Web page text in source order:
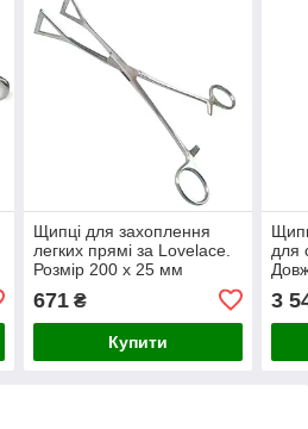
Щипці для захоплення
легких прямі за Lovelace.
Розмір 200 х 25 мм
671₴
Купити
для
3